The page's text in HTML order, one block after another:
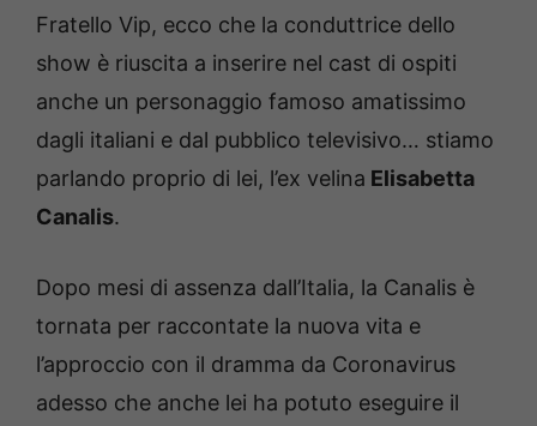
Fratello Vip, ecco che la conduttrice dello
show è riuscita a inserire nel cast di ospiti
anche un personaggio famoso amatissimo
dagli italiani e dal pubblico televisivo… stiamo
parlando proprio di lei, l’ex velina Elisabetta
Canalis.
Dopo mesi di assenza dall’Italia, la Canalis è
tornata per raccontate la nuova vita e
l’approccio con il dramma da Coronavirus
adesso che anche lei ha potuto eseguire il